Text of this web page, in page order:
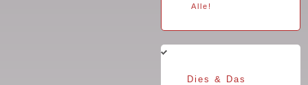
Alle!
Dies & Das